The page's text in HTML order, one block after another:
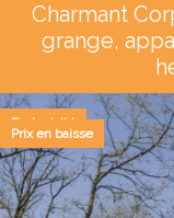
Charmant
grange,
Exclusivité
Prix en baisse